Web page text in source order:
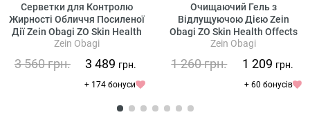
Серветки для Контролю
Жирності Обличчя Посиленої
Дії Zein Obagi ZO Skin Health
Oil Control Pads
Zein Obagi
3 560грн. 3 489 грн.
+ 174 бонуси
Очищаючий Гель з
Відлущуючою Дією Zein
Obagi ZO Skin Health Offects
Exfoliating Cleanser
Zein Obagi
1 260грн. 1 209 грн.
+ 60 бонусів